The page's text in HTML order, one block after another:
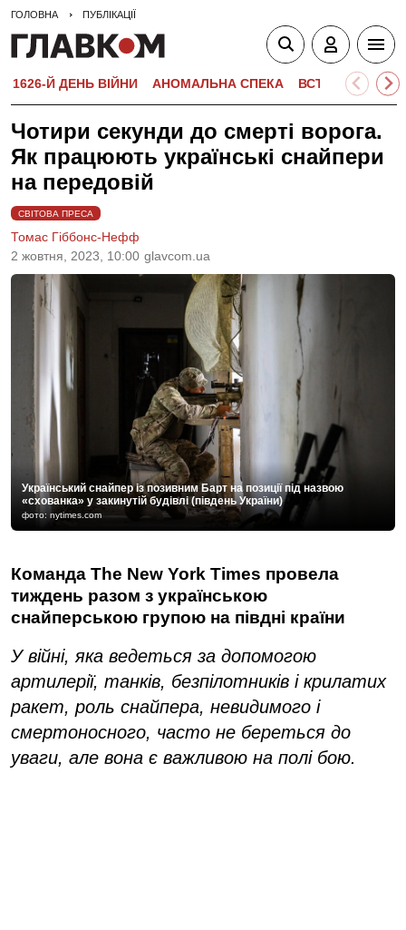
ГОЛОВНА ПУБЛІКАЦІЇ
1626-Й ДЕНЬ ВІЙНИ АНОМАЛЬНА СПЕКА ВСТУПНА
Чотири секунди до смерті ворога.
Як працюють українські снайпери
на передовій
СВІТОВА ПРЕСА
2 жовтня, 2023, 10:00 glavcom.ua
Томас Гіббонс-Нефф
Український снайпер із позивним Барт на позиції під назвою
«схованка» у закинутій будівлі (південь України)
фото: nytimes.com
Команда The New York Times провела
тиждень разом з українською
снайперською групою на півдні країни
У війні, яка ведеться за допомогою
артилерії, танків, безпілотників і крилатих
ракет, роль снайпера, невидимого і
смертоносного, часто не береться до
уваги, але вона є важливою на полі бою.